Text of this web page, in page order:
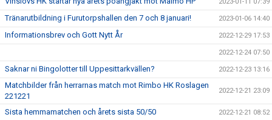
Tränarutbildning i Furutorpshallen den 7 och 8 januari! 2023-01-06 14:40
Informationsbrev och Gott Nytt År 2022-12-29 17:53
2022-12-24 07:50
Saknar ni Bingolotter till Uppesittarkvällen? 2022-12-23 13:16
Matchbilder från herrarnas match mot Rimbo HK Roslagen
221221
2022-12-21 23:09
Sista hemmamatchen och årets sista 50/50 2022-12-21 08:52